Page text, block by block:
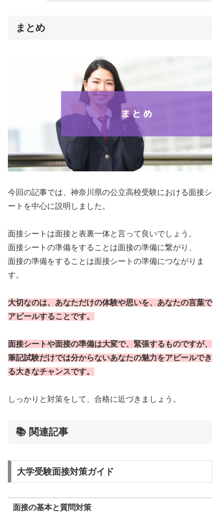
まとめ
今回の記事では、神奈川県の公立高校受験における面接シ
ートを中心に説明しました。
面接シートは面接と表裏一体と言って良いでしょう。
面接シートの準備をすることは面接の準備に繋がり、
面接の準備をすることは面接シートの準備につながりま
す。
大切なのは、あなただけの体験や思いを、あなたの言葉で
アピールすることです。
面接シートや面接の準備は大変で、緊張するものですが、
筆記試験だけでは分からないあなたの魅力をアピールでき
る大きなチャンスです。
しっかりと対策をして、合格に近づきましょう。
📚 関連記事
大学受験面接対策ガイド
面接の基本と質問対策